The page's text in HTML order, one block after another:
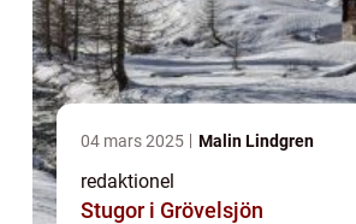
04 mars 2025 Malin Lindgren
redaktionel
Stugor i Grövelsjön